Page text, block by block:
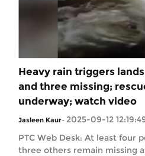
Heavy rain triggers
and three missing;
underway; watch video
Jasleen Kaur- 2025-09-12
PTC Web Desk: At least four
three others remain missing